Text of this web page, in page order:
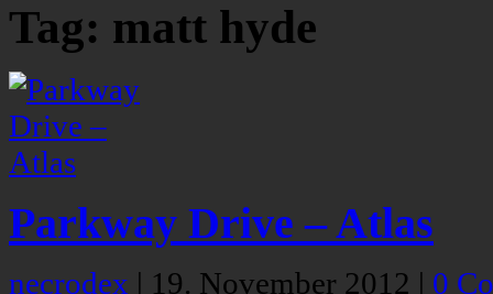
Tag: matt hyde
Parkway Drive – Atlas
necrodex | 19. November 2012 | 0